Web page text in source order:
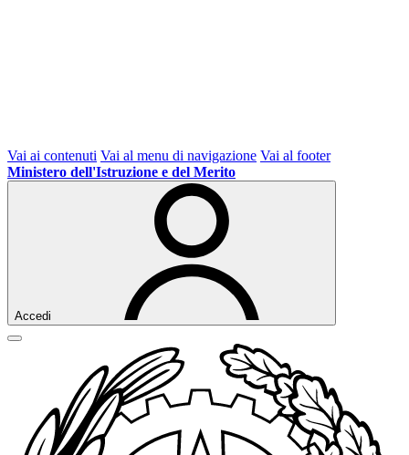
Vai ai contenuti Vai al menu di navigazione Vai al footer
Ministero dell'Istruzione e del Merito
Accedi